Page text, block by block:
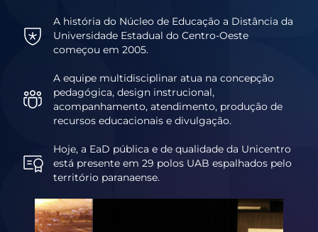
A história do Núcleo de Educação a Distância da
Universidade Estadual do Centro-Oeste
começou em 2005.
A equipe multidisciplinar atua na concepção
pedagógica, design instrucional,
acompanhamento, atendimento, produção de
recursos educacionais e divulgação.
Hoje, a EaD pública e de qualidade da Unicentro
está presente em 29 polos UAB espalhados pelo
território paranaense.